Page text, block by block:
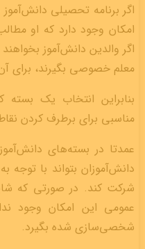
اگر برنامه تحصیلی
امکان وجود دارد که او
اگر والدین دانش‌آموز
معلم خصوصی بگیرند، برای
بنابراین انتخاب یک بسته
مناسبی برای برطرف کردن
عمدتا در بسته‌های
دانش‌آموزان بتواند با
شرکت کند. در صورتی که
عمومی این امکان وجود
شخصی‌سازی شده بگیرد.